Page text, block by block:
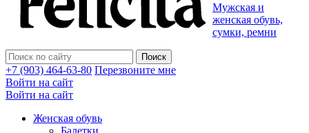
Мужская и
женская обувь,
сумки, ремни
+7 (903) 464-63-80 Перезвоните мне
Войти на сайт
Войти на сайт
Женская обувь
Балетки